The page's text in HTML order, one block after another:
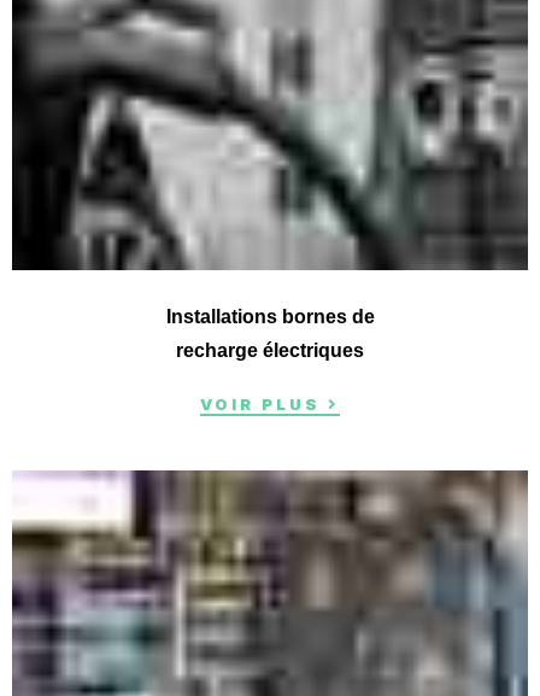
Installations bornes de
recharge électriques
VOIR PLUS